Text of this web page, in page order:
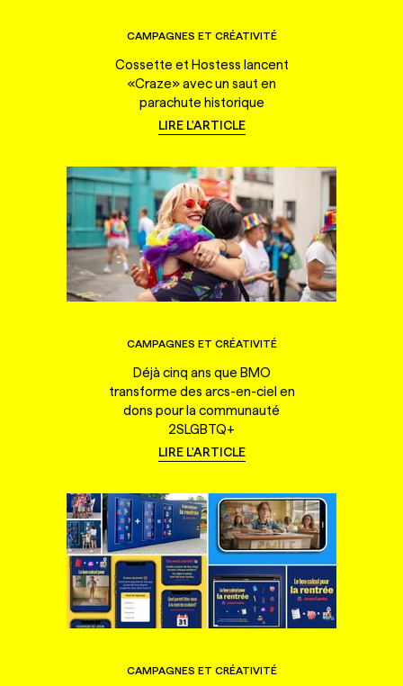
CAMPAGNES ET CRÉATIVITÉ
Cossette et Hostess lancent
«Craze» avec un saut en
parachute historique
LIRE L'ARTICLE
CAMPAGNES ET CRÉATIVITÉ
Déjà cinq ans que BMO
transforme des arcs-en-ciel en
dons pour la communauté
2SLGBTQ+
LIRE L'ARTICLE
CAMPAGNES ET CRÉATIVITÉ